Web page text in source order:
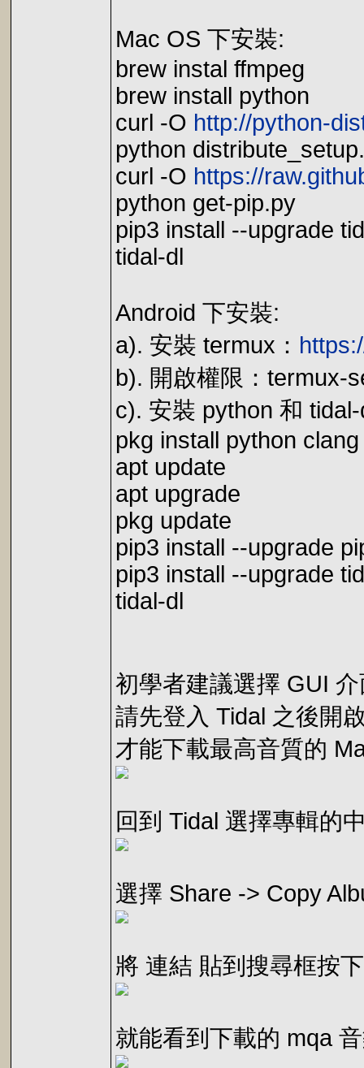
Mac OS 下安裝:
brew instal ffmpeg
brew install python
curl -O http://python-
python
curl -O https://
python get-pip.py
pip3 install --upgrade
tidal-dl
Android 下安裝:
a). 安裝 termux：
b). 開啟權限：termux-
c). 安裝 python 和
pkg install python
apt update
apt upgrade
pkg update
pip3 install --upgrade
pip3 install --upgrade
tidal-dl
初學者建議選擇 GUI
請先登入 Tidal 之後開
才能下載最高音質的
回到 Tidal 選擇專輯的
選擇 Share -> Copy
將 連結 貼到搜尋框按
就能看到下載的 mqa